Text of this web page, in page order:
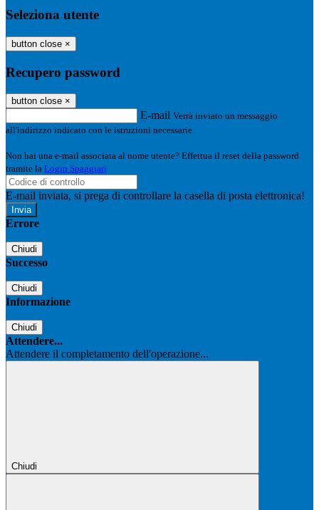
Seleziona utente
button close ×
Recupero password
button close ×
E-mail Verrà inviato un messaggio
all'indirizzo indicato con le istruzioni necessarie.
Non hai una e-mail associata al nome utente? Effettua il reset della password
tramite la Login Spaggiari
E-mail inviata, si prega di controllare la casella di posta elettronica!
Errore
Chiudi
Successo
Chiudi
Informazione
Chiudi
Attendere...
Attendere il completamento dell'operazione...
Chiudi